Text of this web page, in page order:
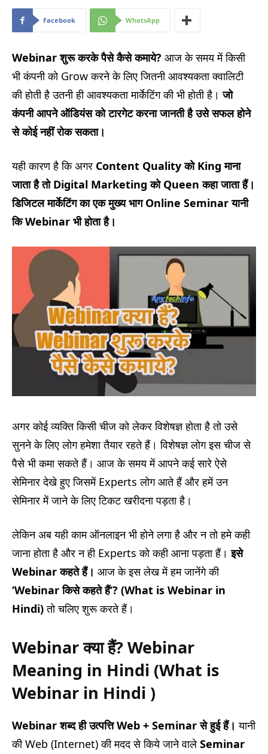
Facebook WhatsApp
Webinar शुरू करके पैसे कैसे कमाये? आज के समय में किसी
भी कंपनी को Grow करने के लिए जितनी आवश्यकता क्वालिटी
की होती है उतनी ही आवश्यकता मार्केटिंग की भी होती है।जो
कंपनी आपने ऑडियंस को टारगेट करना जानती है उसे सफल होने
से कोई नहीं रोक सकता।
यही कारण है कि अगर Content Qualityको Kingमाना
जाता है तो Digital Marketingको Queenकहा जाता हैं।
डिजिटल मार्केटिंग का एक मुख्य भागOnline Seminarयानी
किWebinar भी होता है।
अगर कोई व्यक्ति किसी चीज को लेकर विशेषज्ञ होता है तो उसे
सुनने के लिए लोग हमेशा तैयार रहते हैं। विशेषज्ञ लोग इस चीज से
पैसे भी कमा सकते हैं। आज के समय में आपने कई सारे ऐसे
सेमिनार देखे हुए जिसमें Experts लोग आते हैं और हमें उन
सेमिनार में जाने के लिए टिकट खरीदना पड़ता है।
लेकिन अब यही काम ऑनलाइन भी होने लगा है और न तो हमे कही
जाना होता है और न ही Experts को कही आना पड़ता हैं।इसे
Webinarकहते हैं। आज के इस लेख में हम जानेंगे की
‘Webinarकिसे कहते हैं‘? (What is Webinar in
Hindi)तो चलिए शुरू करते हैं।
Webinar क्या हैं? Webinar
Meaning in Hindi (What is
Webinar in Hindi )
Webinarशब्द ही उत्पत्तिWeb + Seminarसे हुई हैं। यानी
की Web (Internet) की मदद से किये जाने वाले Seminar